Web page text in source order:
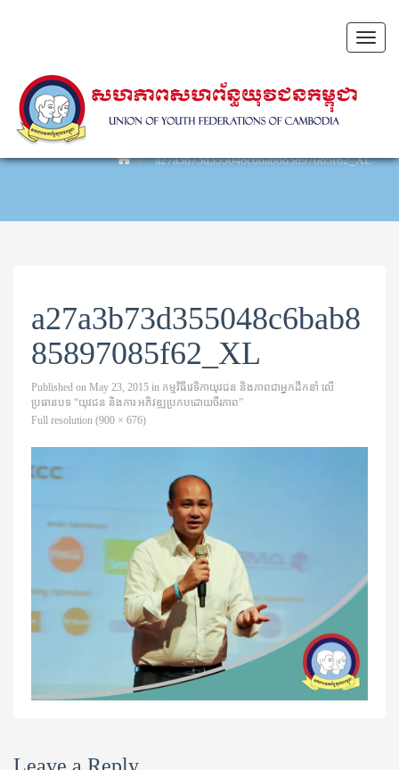
Toggle
a27a3b73d355048c6bab885897085f62_XL
a27a3b73d355048c6bab8
85897085f62_XL
Published on May 23, 2015 in កម្មវិធីវេទិកាយុវជន និងភាពជាអ្នកដឹកនាំ លើ
ប្រធានបទ “យុវជន និងការ អភិវឌ្ឍប្រកបដោយចីរភាព”
Full resolution (900 × 676)